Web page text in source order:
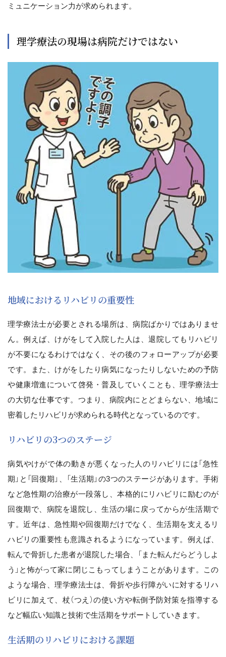
ミュニケーション力が求められます。
理学療法の現場は病院だけではない
地域におけるリハビリの重要性
理学療法士が必要とされる場所は、病院ばかりではありませ
ん。例えば、けがをして入院した人は、退院してもリハビリ
が不要になるわけではなく、その後のフォローアップが必要
です。また、けがをしたり病気になったりしないための予防
や健康増進について啓発・普及していくことも、理学療法士
の大切な仕事です。つまり、病院内にとどまらない、地域に
密着したリハビリが求められる時代となっているのです。
リハビリの3つのステージ
病気やけがで体の動きが悪くなった人のリハビリには「急性
期」と「回復期」、「生活期」の3つのステージがあります。手術
など急性期の治療が一段落し、本格的にリハビリに励むのが
回復期で、病院を退院し、生活の場に戻ってからが生活期で
す。近年は、急性期や回復期だけでなく、生活期を支えるリ
ハビリの重要性も意識されるようになっています。例えば、
転んで骨折した患者が退院した場合、「また転んだらどうしよ
う」と怖がって家に閉じこもってしまうことがあります。この
ような場合、理学療法士は、骨折や歩行障がいに対するリハ
ビリに加えて、杖（つえ）の使い方や転倒予防対策を指導する
など幅広い知識と技術で生活期をサポートしていきます。
生活期のリハビリにおける課題